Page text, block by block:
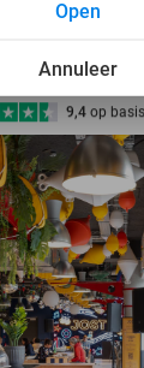
7 dagen per week
10+ miljoen leden
9,4 op
Ontdek 15.000+
7 dagen per week
10+ miljoen
Annuleer
Open